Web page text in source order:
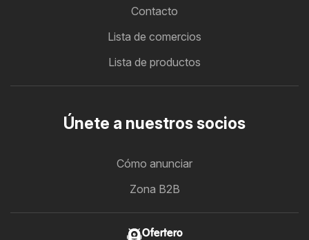
Contacto
Lista de comercios
Lista de productos
Únete a nuestros socios
Cómo anunciar
Zona B2B
Ofertero